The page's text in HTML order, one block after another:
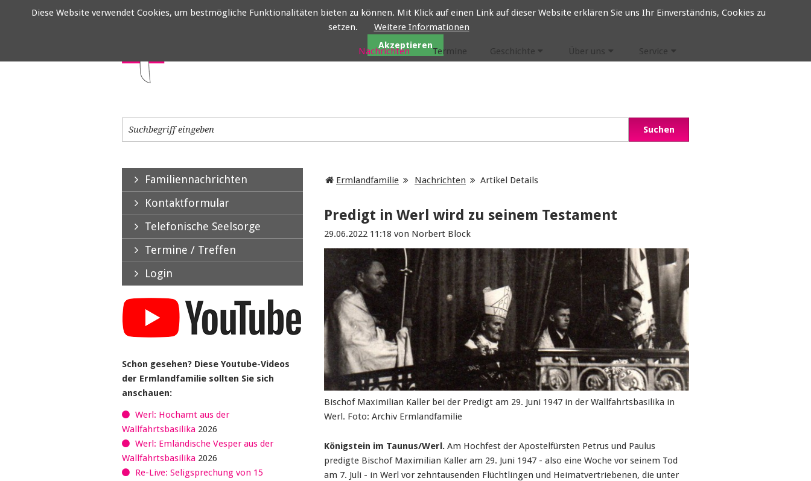
Nachrichten
Termine Geschichte Über uns Service
Ermlandfamilie Nachrichten Artikel Details
Predigt in Werl wird zu seinem Testament
29.06.2022 11:18 von Norbert Block
Bischof Maximilian Kaller bei der Predigt am 29. Juni 1947 in der Wallfahrtsbasilika in
Werl. Foto: Archiv Ermlandfamilie
Königstein im Taunus/Werl. Am Hochfest der Apostelfürsten Petrus und Paulus
predigte Bischof Maximilian Kaller am 29. Juni 1947 - also eine Woche vor seinem Tod
am 7. Juli - in Werl vor zehntausenden Flüchtlingen und Heimatvertriebenen, die unter
Familiennachrichten
Kontaktformular
Telefonische Seelsorge
Termine / Treffen
Login
Schon gesehen? Diese Youtube-Videos
der Ermlandfamilie sollten Sie sich
anschauen:
Werl: Hochamt aus der
Wallfahrtsbasilika 2026
Werl: Emländische Vesper aus der
Wallfahrtsbasilika 2026
Re-Live: Seligsprechung von 15
Diese Website verwendet Cookies, um bestmögliche Funktionalitäten bieten zu können. Mit Klick auf einen Link auf dieser Website erklären Sie uns Ihr Einverständnis, Cookies zu
setzen.
Weitere Informationen
Akzeptieren